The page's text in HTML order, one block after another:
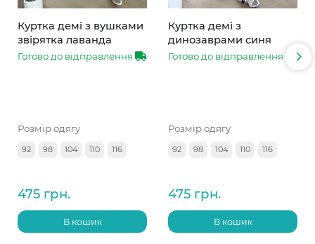
Куртка демі з вушками
звірятка лаванда
Готово до відправлення
Розмір одягу
92 98 104 110 116
475 грн.
В кошик
Куртка демі з
динозаврами синя
Готово до відправлення
Розмір одягу
92 98 104 110 116
475 грн.
В кошик